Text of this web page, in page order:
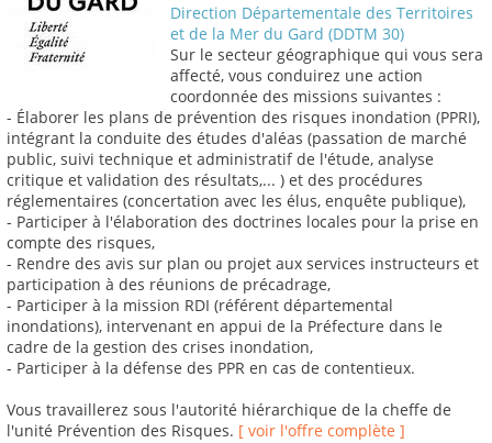
Direction Départementale des Territoires
et de la Mer du Gard (DDTM 30)
Sur le secteur géographique qui vous sera
affecté, vous conduirez une action
coordonnée des missions suivantes :
- Élaborer les plans de prévention des risques inondation (PPRI),
intégrant la conduite des études d'aléas (passation de marché
public, suivi technique et administratif de l'étude, analyse
critique et validation des résultats,... ) et des procédures
réglementaires (concertation avec les élus, enquête publique),
- Participer à l'élaboration des doctrines locales pour la prise en
compte des risques,
- Rendre des avis sur plan ou projet aux services instructeurs et
participation à des réunions de précadrage,
- Participer à la mission RDI (référent départemental
inondations), intervenant en appui de la Préfecture dans le
cadre de la gestion des crises inondation,
- Participer à la défense des PPR en cas de contentieux.
Vous travaillerez sous l'autorité hiérarchique de la cheffe de
l'unité Prévention des Risques. [ voir l'offre complète ]